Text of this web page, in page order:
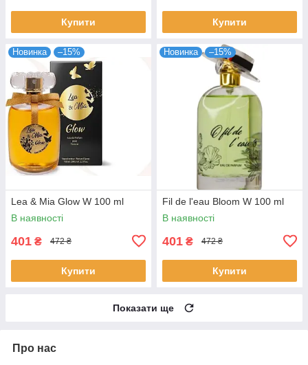
Купити Купити
Новинка –15%
Lea & Mia Glow W 100 ml
В наявності
401 ₴ 472 ₴
Купити
Новинка –15%
Fil de l'eau Bloom W 100 ml
В наявності
401 ₴ 472 ₴
Купити
Показати ще
Про нас